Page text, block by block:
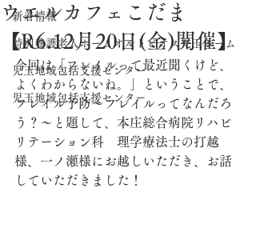
新着情報
特別養護老人ホームオルトビオス児玉ホーム
児玉地域包括支援センター
児玉地域包括支援センター
ウエルカフェこだま
【R6.12月20日(金)開催】
今回は「フレイルって最近聞くけど、
よくわからないね。」ということで、
フレイル予防～フレイルってなんだろ
う？～と題して、本庄総合病院リハビ
リテーション科　理学療法士の打越
様、一ノ瀬様にお越しいただき、お話
していただきました！